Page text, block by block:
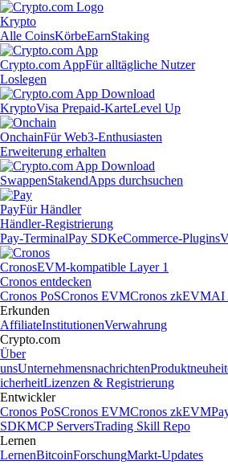
Krypto
Alle CoinsKörbeEarnStaking
Crypto.com AppFür alltägliche Nutzer
Loslegen
KryptoVisa Prepaid-KarteLevel Up
OnchainFür Web3-Enthusiasten
Erweiterung erhalten
SwappenStakendApps durchsuchen
PayFür Händler
Händler-Registrierung
Pay-TerminalPay SDKeCommerce-Plugins
CronosEVM-kompatible Layer 1
Cronos entdecken
Cronos PoSCronos EVMCronos zkEVMAI
Erkunden
AffiliateInstitutionenVerwahrung
Crypto.com
Über
unsUnternehmensnachrichten
icherheitLizenzen & Registrierung
Entwickler
Cronos PoSCronos EVMCronos zkEVM
SDKMCP ServersTrading Skill Repo
Lernen
LernenBitcoinForschungMarkt-Updates